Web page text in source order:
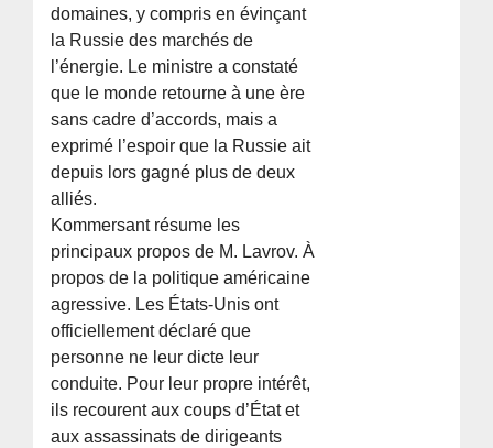
domaines, y compris en évinçant
la Russie des marchés de
l’énergie. Le ministre a constaté
que le monde retourne à une ère
sans cadre d’accords, mais a
exprimé l’espoir que la Russie ait
depuis lors gagné plus de deux
alliés.
Kommersant résume les
principaux propos de M. Lavrov. À
propos de la politique américaine
agressive. Les États-Unis ont
officiellement déclaré que
personne ne leur dicte leur
conduite. Pour leur propre intérêt,
ils recourent aux coups d’État et
aux assassinats de dirigeants